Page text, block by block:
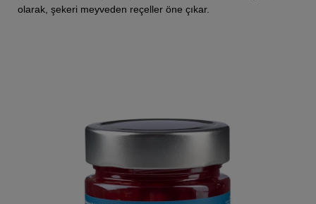
olarak, şekeri meyveden reçeller öne çıkar.